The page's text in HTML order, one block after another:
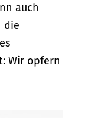
auch
die
Wir opfern